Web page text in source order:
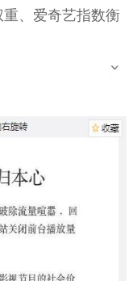
、爱奇艺指数衡